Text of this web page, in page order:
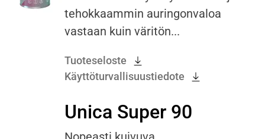
tehokkaammin auringonvaloa
vastaan kuin väritön...
Tuoteseloste
Käyttöturvallisuustiedote
Unica Super 90